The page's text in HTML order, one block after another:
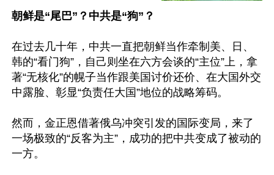
朝鲜是“尾巴”？中共是“狗”？
在过去几十年，中共一直把朝鲜当作牵制美、日、
韩的“看门狗”，自己则坐在六方会谈的“主位”上，拿
著“无核化”的幌子当作跟美国讨价还价、在大国外交
中露脸、彰显“负责任大国”地位的战略筹码。
然而，金正恩借著俄乌冲突引发的国际变局，来了
一场极致的“反客为主”，成功的把中共变成了被动的
一方。